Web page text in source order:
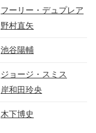
フーリー・デュプレア
野村直矢
池谷陽輔
ジョージ・スミス
岸和田玲央
木下博史